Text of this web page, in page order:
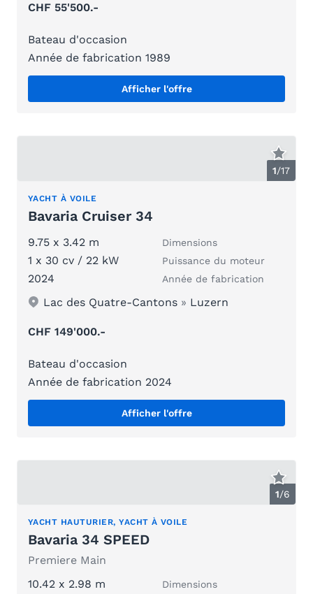
CHF 55'500.-
Bateau d'occasion
Année de fabrication 1989
Afficher l'offre
1/17
YACHT À VOILE
Bavaria Cruiser 34
9.75 x 3.42 m Dimensions
1 x 30 cv / 22 kW Puissance du moteur
2024 Année de fabrication
Lac des Quatre-Cantons » Luzern
CHF 149'000.-
Bateau d'occasion
Année de fabrication 2024
Afficher l'offre
1/6
YACHT HAUTURIER, YACHT À VOILE
Bavaria 34 SPEED
Premiere Main
10.42 x 2.98 m
Dimensions